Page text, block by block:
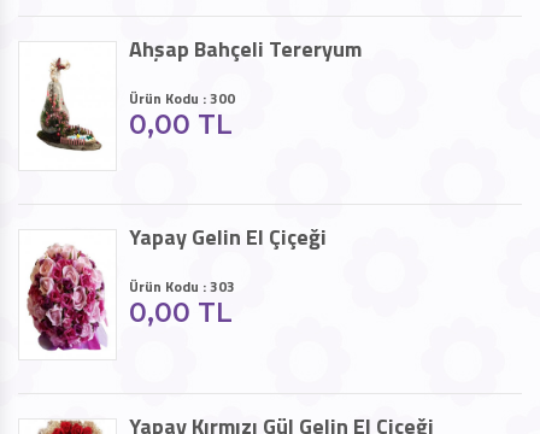
Ahşap Bahçeli Tereryum
Ürün Kodu : 300
0,00 TL
Yapay Gelin El Çiçeği
Ürün Kodu : 303
0,00 TL
Yapay Kırmızı Gül Gelin El Çiçeği